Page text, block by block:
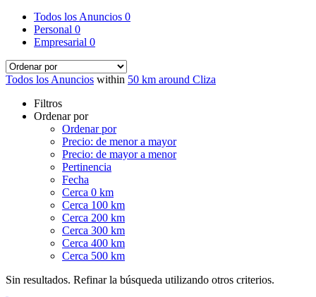
Todos los Anuncios 0
Personal 0
Empresarial 0
Todos los Anuncios within 50 km around Cliza
Filtros
Ordenar por
Ordenar por
Precio: de menor a mayor
Precio: de mayor a menor
Pertinencia
Fecha
Cerca 0 km
Cerca 100 km
Cerca 200 km
Cerca 300 km
Cerca 400 km
Cerca 500 km
Sin resultados. Refinar la búsqueda utilizando otros criterios.